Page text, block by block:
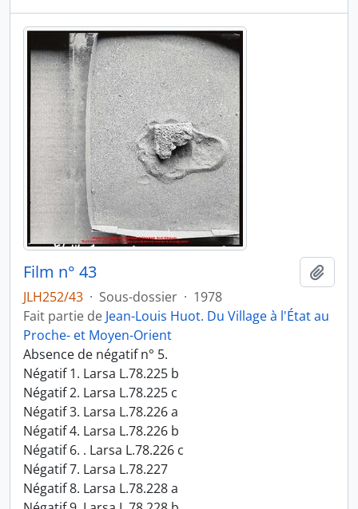
Film n° 43
JLH252/43 · Sous-dossier · 1978
Fait partie de Jean-Louis Huot. Du Village à l'État au
Proche- et Moyen-Orient
Absence de négatif n° 5.
Négatif 1. Larsa L.78.225 b
Négatif 2. Larsa L.78.225 c
Négatif 3. Larsa L.78.226 a
Négatif 4. Larsa L.78.226 b
Négatif 6. . Larsa L.78.226 c
Négatif 7. Larsa L.78.227
Négatif 8. Larsa L.78.228 a